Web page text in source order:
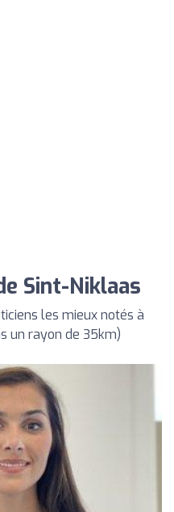
Sint-Niklaas
les mieux notés à
un rayon de 35km)